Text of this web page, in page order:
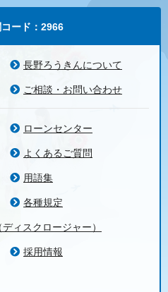
ード：2966
長野ろうきんについて
ご相談・お問い合わせ
ローンセンター
よくあるご質問
用語集
各種規定
ィスクロージャー）
採用情報